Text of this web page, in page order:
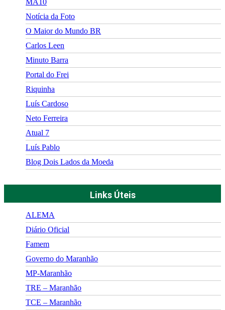
MA10
Notícia da Foto
O Maior do Mundo BR
Carlos Leen
Minuto Barra
Portal do Frei
Riquinha
Luís Cardoso
Neto Ferreira
Atual 7
Luís Pablo
Blog Dois Lados da Moeda
Links Úteis
ALEMA
Diário Oficial
Famem
Governo do Maranhão
MP-Maranhão
TRE – Maranhão
TCE – Maranhão